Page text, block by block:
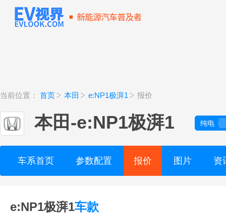
当前位置： 首页 本田 e:NP1极湃1 报价
本田 -e:NP1极湃1 纯电
车系首页 参数配置 报价 图片 资
e:NP1极湃1车款